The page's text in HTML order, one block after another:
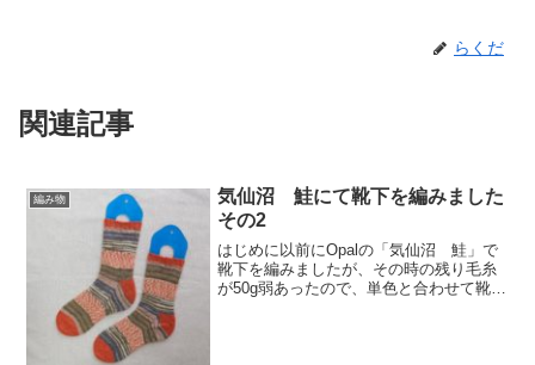
らくだ
関連記事
編み物
気仙沼 鮭にて靴下を編みました
その2
はじめに以前にOpalの「気仙沼 鮭」で
靴下を編みましたが、その時の残り毛糸
が50g弱あったので、単色と合わせて靴下